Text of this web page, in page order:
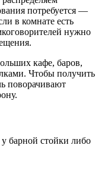
потребуется —
в комнате есть
нужно
кафе, баров,
Чтобы получить
поворачивают
барной стойки либо